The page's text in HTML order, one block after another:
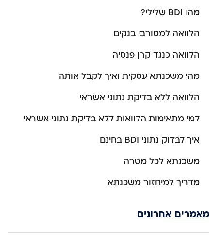
מהו BDI שלילי?
הלוואה למסורבי בנקים
הלוואה כנגד קרן פנסיה
מהי משכנתא עסקית ואיך לקבל אותה
הלוואה ללא בדיקת נתוני אשראי
למי מתאימות הלוואות ללא בדיקת נתוני אשראי
איך לבדוק נתוני BDI בחינם
משכנתא לכל מטרה
מדריך למיחזור משכנתא
מאמרים אחרונים